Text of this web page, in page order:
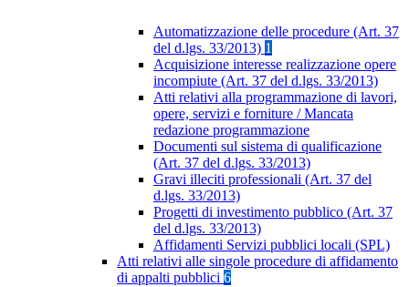
Automatizzazione delle procedure (Art. 37
del d.lgs. 33/2013) 1
Acquisizione interesse realizzazione opere
incompiute (Art. 37 del d.lgs. 33/2013)
Atti relativi alla programmazione di lavori,
opere, servizi e forniture / Mancata
redazione programmazione
Documenti sul sistema di qualificazione
(Art. 37 del d.lgs. 33/2013)
Gravi illeciti professionali (Art. 37 del
d.lgs. 33/2013)
Progetti di investimento pubblico (Art. 37
del d.lgs. 33/2013)
Affidamenti Servizi pubblici locali (SPL)
Atti relativi alle singole procedure di affidamento
di appalti pubblici 6